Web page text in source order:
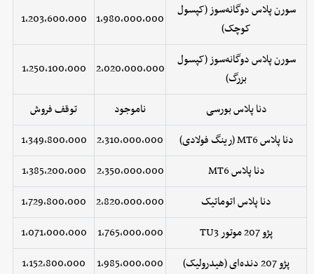
سورن پلاس دوگانه‌سوز (کپسول
کوچک)
1,980,000,000
1,203,600,000
سورن پلاس دوگانه‌سوز (کپسول
بزرگ)
2,020,000,000
1,250,100,000
دنا پلاس بورسی ناموجود
توقف فروش
دنا پلاس MT6 (رینگ فولادی)
2,310,000,000
1,349,800,000
دنا پلاس MT6
2,350,000,000
1,385,200,000
دنا پلاس اتوماتیک
2,820,000,000
1,729,800,000
پژو 207 موتور TU3
1,765,000,000
1,071,000,000
پژو 207 دنده‌ای (هیدرولیک)
1,985,000,000
1,152,800,000